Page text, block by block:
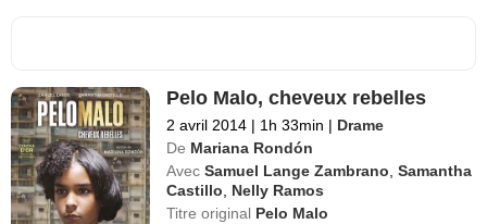
Pelo Malo, cheveux rebelles
2 avril 2014 | 1h 33min | Drame
De Mariana Rondón
Avec Samuel Lange Zambrano,Samantha
Castillo, Nelly Ramos
Titre original Pelo Malo